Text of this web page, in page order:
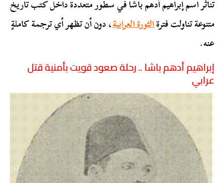
تناثر اسم إبراهيم أدهم باشا في سطور متعددة داخل كتب تاريخ
متنوعة تناولت فترةالثورة العرابية، دون أن تظهر أي ترجمة كاملةٍ
عنه.
إبراهيم أدهم باشا .. رحلة صعود قويت بأمنية قتل
عرابي